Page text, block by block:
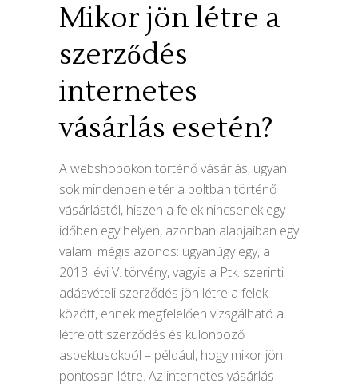
Mikor jön létre a
szerződés
internetes
vásárlás esetén?
A webshopokon történő vásárlás, ugyan
sok mindenben eltér a boltban történő
vásárlástól, hiszen a felek nincsenek egy
időben egy helyen, azonban alapjaiban egy
valami mégis azonos: ugyanúgy egy, a
2013. évi V. törvény, vagyis a Ptk. szerinti
adásvételi szerződés jön létre a felek
között, ennek megfelelően vizsgálható a
létrejött szerződés és különböző
aspektusokból – például, hogy mikor jön
pontosan létre. Az internetes vásárlás